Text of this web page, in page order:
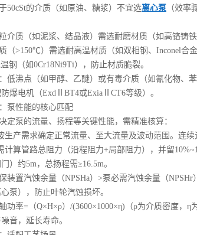
50cSt的介质（如原油、糖浆）不宜选离心泵 （效率
介质（如泥浆、结晶液）需选耐磨材质（如高铬铸
（>150℃）需选耐高温材质（如双相钢、Inconel合
钢（如0Cr18Ni9Ti），防止材质脆裂。
低沸点（如甲醇、乙醚）或有毒介质（如氰化物、
爆电机（ExdⅡBT4或ExiaⅡCT6等级）。
泵性能的核心匹配
定泵的流量、扬程等关键性能，需精准核算：
生产需求确定正常流量、至大流量及波动范围。连
计算管路总阻力（沿程阻力+局部阻力），并留
）约5m，总扬程需≥16.5m。
装置汽蚀余量（NPSHa）>泵必需汽蚀余量（
泵），防止叶轮汽蚀损坏。
功率=（Q×H×ρ）/(3600×1000×η)（ρ为介质密度，
音，延长寿命。